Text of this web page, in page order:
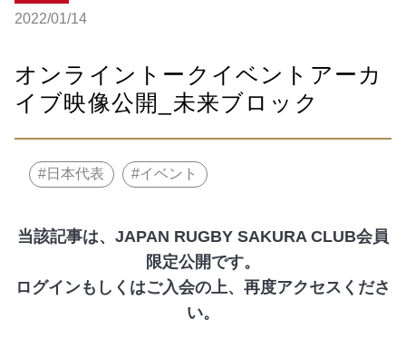
2022/01/14
オンライントークイベントアーカ
イブ映像公開_未来ブロック
日本代表 イベント
当該記事は、JAPAN RUGBY SAKURA CLUB会員
限定公開です。
ログインもしくはご入会の上、再度アクセスくださ
い。